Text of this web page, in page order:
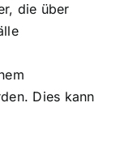
die über
Dies kann